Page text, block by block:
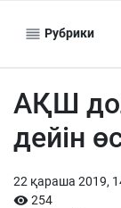
Рубрики
АҚШ
дейін
22 қараша 2019,
254